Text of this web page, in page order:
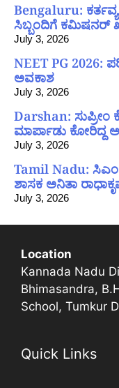
Bengaluru:
ಸಿಬ್ಬಂದಿಗೆ ಕಮಿಷನರ್
July 3, 2026
NEET PG 2026:
ಅವಕಾಶ
July 3, 2026
Darshan:
ಮಾರ್ಪಾಡು ಕೋರಿದ್ದ
July 3, 2026
Tamil Nadu:
ಶಾಸಕ ಅನಿತಾ
July 3, 2026
Location
Kannada Nadu
Bhimasandra,
School, Tumkur
Quick Links